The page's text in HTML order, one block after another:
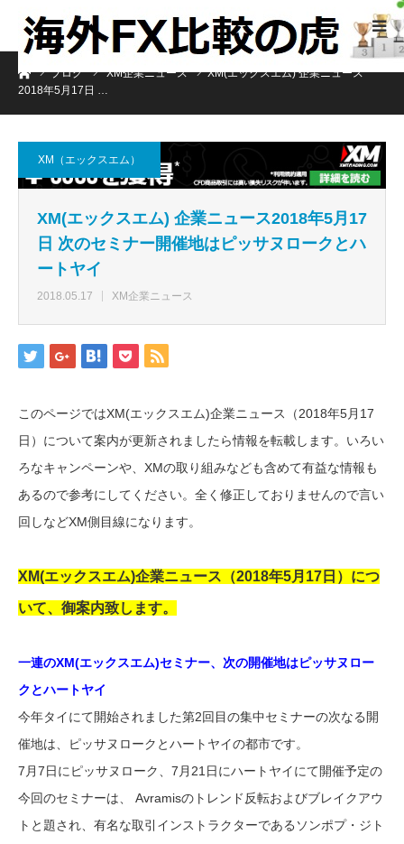
ホームブログ XM企業ニュース
XM(エックスエム) 企業ニュース
2018年5月17日 …
XM（エックスエム）
XM(エックスエム) 企業ニュース2018年5月17
日 次のセミナー開催地はピッサヌロークとハ
ートヤイ
2018.05.17 XM企業ニュース
このページではXM(エックスエム)企業ニュース（2018年5月17
日）について案内が更新されましたら情報を転載します。いろい
ろなキャンペーンや、XMの取り組みなども含めて有益な情報も
あるので参考にしてください。全く修正しておりませんので言い
回しなどXM側目線になります。
XM(エックスエム)企業ニュース（2018年5月17日）につ
いて、御案内致します。
一連のXM(エックスエム)セミナー、次の開催地はピッサヌロー
クとハートヤイ
今年タイにて開始されました第2回目の集中セミナーの次なる開
催地は、ピッサヌロークとハートヤイの都市です。
7月7日にピッサヌローク、7月21日にハートヤイにて開催予定の
今回のセミナーは、 Avramisのトレンド反転およびブレイクアウ
トと題され、有名な取引インストラクターであるソンポプ・ジト